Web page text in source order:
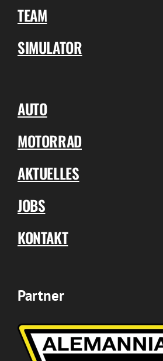
TEAM
SIMULATOR
AUTO
MOTORRAD
AKTUELLES
JOBS
KONTAKT
Partner